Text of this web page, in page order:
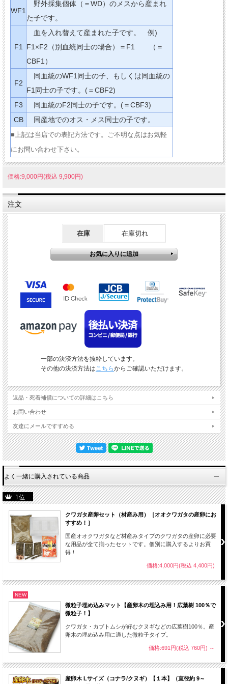
WF1
野外採集個体（＝WD）のメスから産まれ
た子です。
F1
血を入れ替えて産まれた子です。 例)
F1×F2（別血統同士の場合）＝F1 （＝
CBF1）
F2
同血統のWF1同士の子、もしくは同血統の
F1同士の子です。(＝CBF2)
F3
同血統のF2同士の子です。(＝CBF3)
CB
同産地でのオス・メス同士の子です。
■上記は当店での表記方法です。ご不明な点はお気軽
にお問い合わせ下さい。
価格:9,000円(税込 9,900円)
注文
在庫 在庫切れ
一部の決済方法を抜粋しています。
その他の決済方法はこちらからご確認いただけます。
返品・死着補償についての詳細はこちら
お問い合わせ
友達にメールですすめる
よく一緒に購入されている商品
1位
クワガタ産卵セット（材産み用）［オオクワガタの産卵にお
すすめ！］
国産オオクワガタなど材産みタイプのクワガタの産卵に必要
な用品が全て揃ったセットです。個別に購入するよりお買
得！
価格:4,000円(税込 4,400円)
NEW
微粒子埋め込みマット【産卵木の埋込み用！広葉樹 100％で
微粒子！】
クワガタ・カブトムシが好むクヌギなどの広葉樹100％。産
卵木の埋め込み用に適した微粒子タイプ。
価格:691円(税込 760円) ～
産卵木 Lサイズ（コナラ/クヌギ）【１本】（直径約 9～